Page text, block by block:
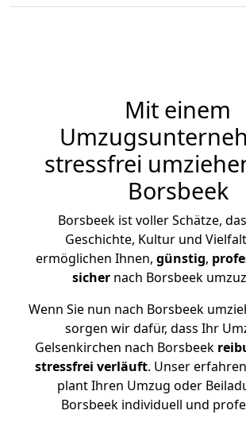
Mit einem
stressfrei
Borsbeek
Borsbeek ist voller Schätze,
Geschichte, Kultur und
ermöglichen Ihnen, günstig,
sicher nach Borsbeek
Wenn Sie nun nach Borsbeek
sorgen wir dafür, dass Ihr
Gelsenkirchen nach Borsbeek
stressfrei verläuft. Unser
plant Ihren Umzug oder
Borsbeek individuell und